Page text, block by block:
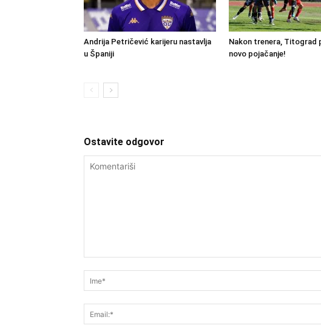
Andrija Petričević karijeru nastavlja
u Španiji
Nakon trenera, Titograd
novo pojačanje!
Ostavite odgovor